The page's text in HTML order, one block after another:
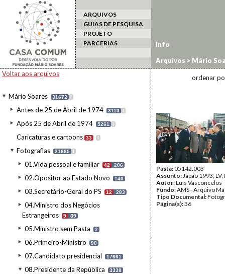
ARQUIVOS
GUIAS DE PESQUISA
PROJETO
PARCERIAS
Voltar aos arquivos
Mário Soares 31672 I
Antes de 25 de Abril de 1974 3113 I
Após 25 de Abril de 1974 5261 I
Caricaturas e cartoons 33 I
Fotografias 21885 I
01.Vida pessoal e familiar 42 206
02.Opositor ao Estado Novo 140
03.Secretário-Geral do PS 12 283
04.Ministro dos Negócios
Estrangeiros
9 89
05.Ministro sem Pasta 2
06.Primeiro-Ministro 90
07.Candidato presidencial 17661
08.Presidente da República 3338
Info
Arquivos > Mário
estrangeiro>Japão/
ordenar
Pasta:05142.003
Assunto:Japão 1993; LV;
Autor:Luís Vasconcelos
Fundo:AMS - Arquivo
Tipo Documental:
Página(s):36